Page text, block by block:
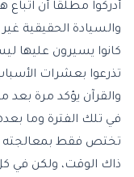
أدركوا مطلقًا أن
والسيادة الحقيقية غير
كانوا يسيرون عليها
تذرعوا بعشرات
والقرآن يؤكد مرة بعد
في تلك الفترة وما
تختص فقط بمعالجته
ذاك الوقت، ولكن في